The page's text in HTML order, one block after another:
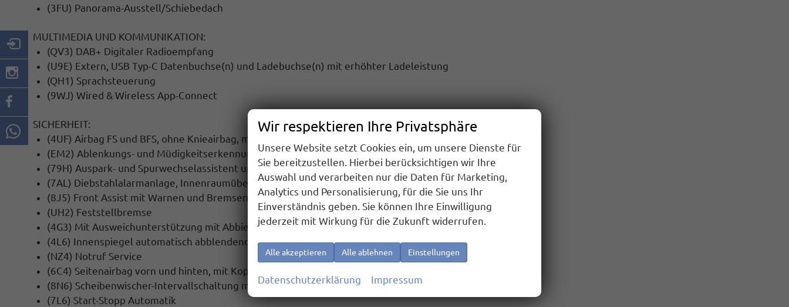
(3FU) Panorama-Ausstell/Schiebedach
MULTIMEDIA UND KOMMUNIKATION:
(QV3) DAB+ Digitaler Radioempfang
(U9E) Extern, USB Typ-C Datenbuchse(n) und Ladebuchse(n) mit erhöhter Ladeleistung
(QH1) Sprachsteuerung
(9WJ) Wired & Wireless App-Connect
SICHERHEIT:
(4UF) Airbag FS und BFS, ohne Knieairbag, mit BFS-Deaktivierung
(EM2) Ablenkungs- und Müdigkeitserkennung
(79H) Auspark- und Spurwechselassistent und Ausstiegswarner
(7AL) Diebstahlalarmanlage, Innenraumüber- wachung,Back-up-Horn und Abschleppschutz
(8J5) Front Assist mit Warnen und Bremsen auf Fahrzeuge, Fußgänger und Radfahrer mit AEB-PR
(UH2) Feststellbremse
(4G3) Mit Ausweichunterstützung mit Abbiegeassistent
(4L6) Innenspiegel automatisch abblendend
(NZ4) Notruf Service
(6C4) Seitenairbag vorn und hinten, mit Kopfairbag und Interaktionsairbag vorn
(8N6) Scheibenwischer-Intervallschaltung mit Licht/Regensensor
(7L6) Start-Stopp Automatik
Wir respektieren Ihre Privatsphäre
Unsere Website setzt Cookies ein, um unsere Dienste für
Sie bereitzustellen. Hierbei berücksichtigen wir Ihre
Auswahl und verarbeiten nur die Daten für Marketing,
Analytics und Personalisierung, für die Sie uns Ihr
Einverständnis geben. Sie können Ihre Einwilligung
jederzeit mit Wirkung für die Zukunft widerrufen.
Alle akzeptieren Alle ablehnen Einstellungen
Datenschutzerklärung Impressum